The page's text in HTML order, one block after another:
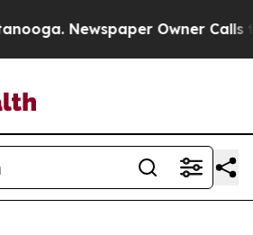
Newspaper Owner Calls the